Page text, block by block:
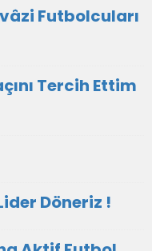
Futbolcuları
Tercih Ettim
Döneriz !